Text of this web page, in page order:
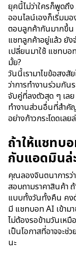
ยุคนี้ไม่ว่าใครก็พูดถึ
ออนไลน์เองก็เริ่มม
ตอบลูกค้ากันมากขึ้น
แชทลูกค้าอยู่แล้ว ยัง
เปลี่ยนมาใช้ แชทบ
มั้ย?
วันนี้เรามาไขข้อสงสั
ว่าการทำงานร่วมกัน
จับคู่ที่ลงตัวสุด ๆ เล
ทำงานส่วนอื่นที่สำคั
อย่างก้าวกระโดดเลย
ถ้าให้แชทบ
กับแอดมินล่
คุณลองจินตนาการว่
สอบถามราคาสินค้า
แบบทั้งวันทั้งคืน คงต้
มี แชทบอท AI เข้าม
ไม่ต้องรอข้ามวันเห
เป็นโอกาสที่อาจจะช่
นะ